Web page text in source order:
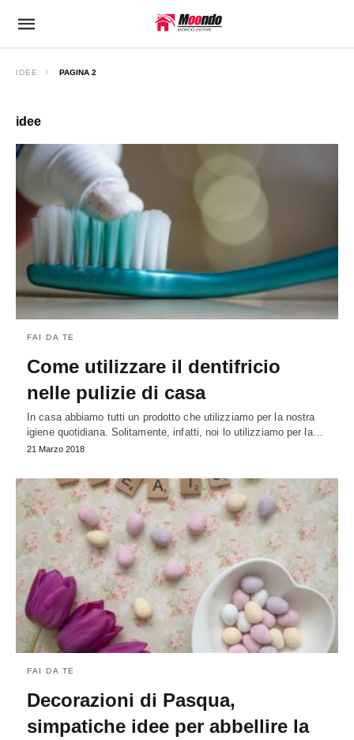
IDEE PAGINA 2
idee
FAI DA TE
Come utilizzare il dentifricio
nelle pulizie di casa
In casa abbiamo tutti un prodotto che utilizziamo per la nostra
igiene quotidiana. Solitamente, infatti, noi lo utilizziamo per la…
21 Marzo 2018
FAI DA TE
Decorazioni di Pasqua,
simpatiche idee per abbellire la